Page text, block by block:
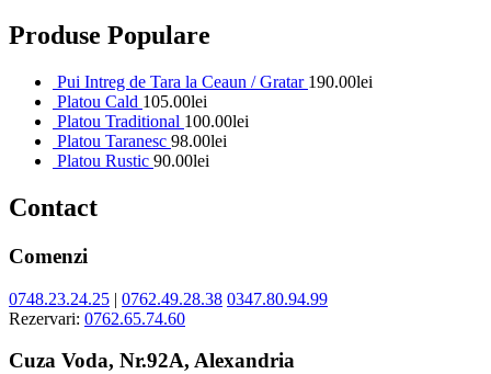
Produse Populare
Pui Intreg de Tara la Ceaun / Gratar 190.00lei
Platou Cald 105.00lei
Platou Traditional 100.00lei
Platou Taranesc 98.00lei
Platou Rustic 90.00lei
Contact
Comenzi
0748.23.24.25 | 0762.49.28.38 0347.80.94.99
Rezervari: 0762.65.74.60
Cuza Voda, Nr.92A, Alexandria